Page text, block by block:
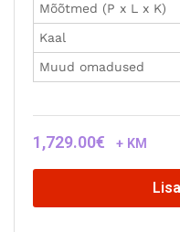
Mõõtmed (P x L x K)
Kaal
Muud omadused
1,729.00€ + KM